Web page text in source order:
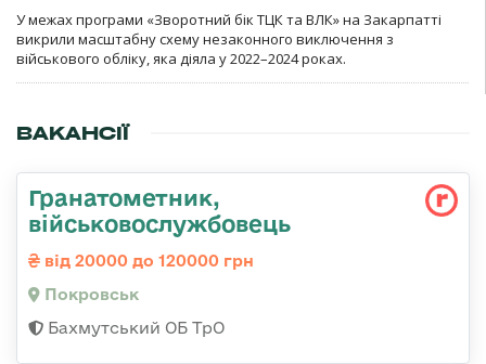
У межах програми «Зворотний бік ТЦК та ВЛК» на Закарпатті
викрили масштабну схему незаконного виключення з
військового обліку, яка діяла у 2022–2024 роках.
ВАКАНСІЇ
Гранатометник,
військовослужбовець
від 20000 до 120000 грн
Покровськ
Бахмутський ОБ ТрО